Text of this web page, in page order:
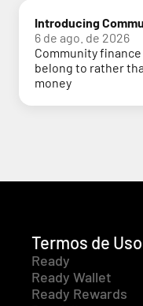
Introducing
6 de ago. de 2026
Community
belong to rather
money
Termos de Uso
Ready
Ready Wallet
Ready Rewards